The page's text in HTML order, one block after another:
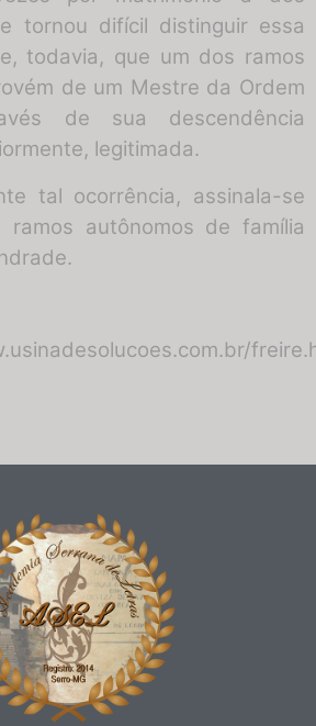
tornou difícil distinguir essa
todavia, que um dos ramos
de um Mestre da Ordem
de sua descendência
legitimada.
tal ocorrência, assinala-se
ramos autônomos de família